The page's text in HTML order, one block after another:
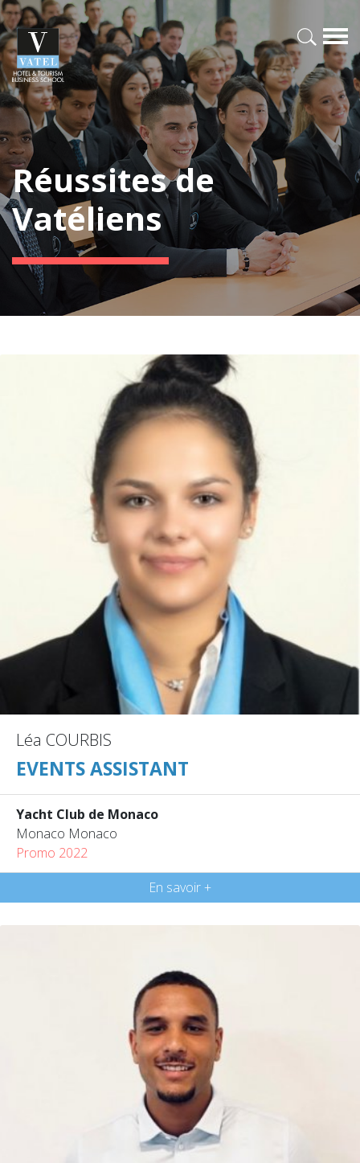
Réussites de
Vatéliens
Léa COURBIS
EVENTS ASSISTANT
Yacht Club de Monaco
Monaco Monaco
Promo 2022
En savoir +